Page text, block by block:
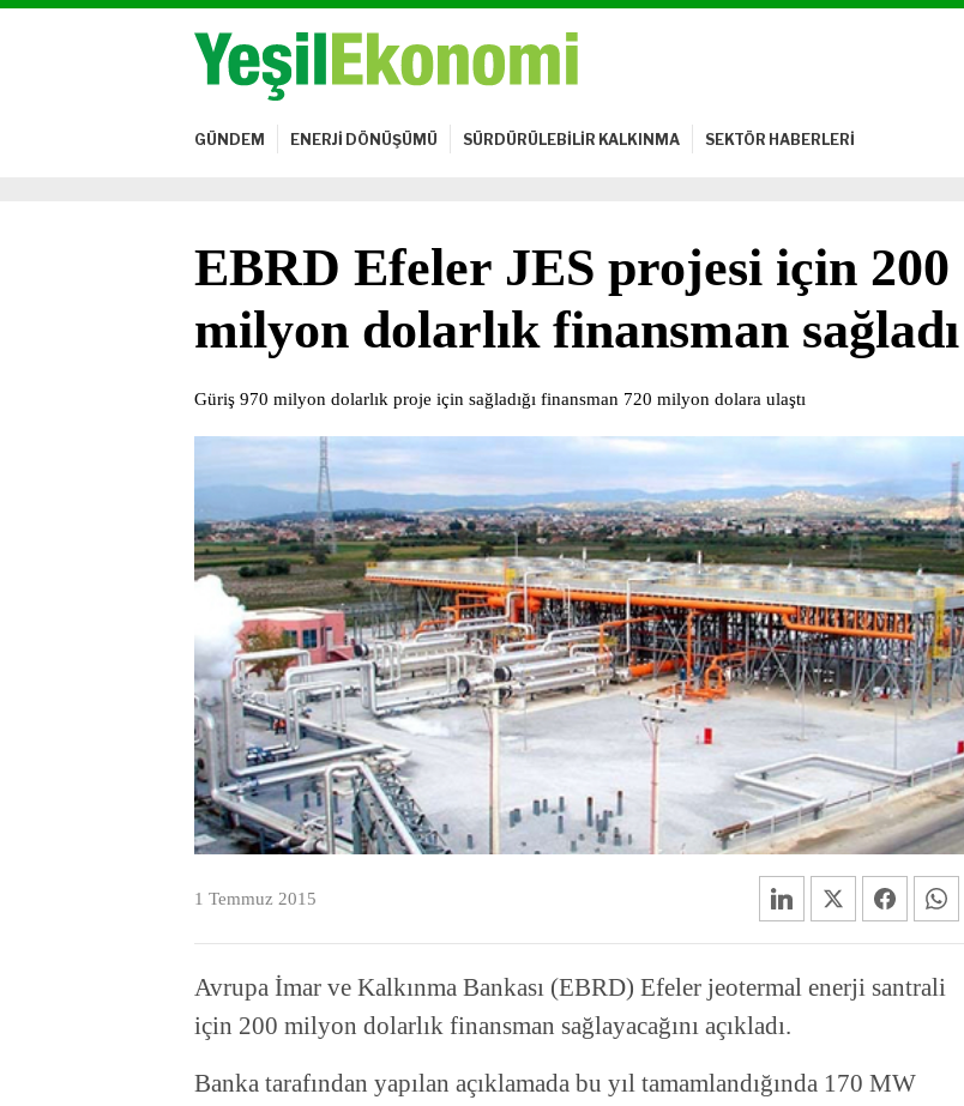
GÜNDEM ENERJİ DÖNÜŞÜMÜ SÜRDÜRÜLEBİLİR KALKINMA SEKTÖR HABERLERİ
EBRD Efeler JES projesi için 200
milyon dolarlık finansman sağladı
Güriş 970 milyon dolarlık proje için sağladığı finansman 720 milyon dolara ulaştı
1 Temmuz 2015
Avrupa İmar ve Kalkınma Bankası (EBRD) Efeler jeotermal enerji santrali
için 200 milyon dolarlık finansman sağlayacağını açıkladı.
Banka tarafından yapılan açıklamada bu yıl tamamlandığında 170 MW